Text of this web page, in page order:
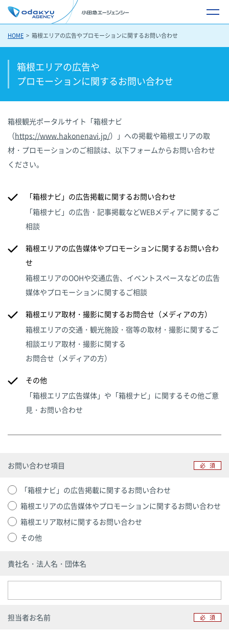
HOME 箱根エリアの広告やプロモーションに関するお問い合わせ
箱根エリアの広告や
プロモーションに関するお問い合わせ
箱根観光ポータルサイト「箱根ナビ
（https://www.hakonenavi.jp/）」への掲載や箱根エリアの取
材・プロモーションのご相談は、以下フォームからお問い合わせ
ください。
「箱根ナビ」の広告掲載に関するお問い合わせ
「箱根ナビ」の広告・記事掲載などWEBメディアに関するご
相談
箱根エリアの広告媒体やプロモーションに関するお問い合わ
せ
箱根エリアのOOHや交通広告、イベントスペースなどの広告
媒体やプロモーションに関するご相談
箱根エリア取材・撮影に関するお問合せ（メディアの方）
箱根エリアの交通・観光施設・宿等の取材・撮影に関するご
相談エリア取材・撮影に関する
お問合せ（メディアの方）
その他
「箱根エリア広告媒体」や「箱根ナビ」に関するその他ご意
見・お問い合わせ
お問い合わせ項目 必須
「箱根ナビ」の広告掲載に関するお問い合わせ
箱根エリアの広告媒体やプロモーションに関するお問い合わせ
箱根エリア取材に関するお問い合わせ
その他
貴社名・法人名・団体名
担当者お名前 必須